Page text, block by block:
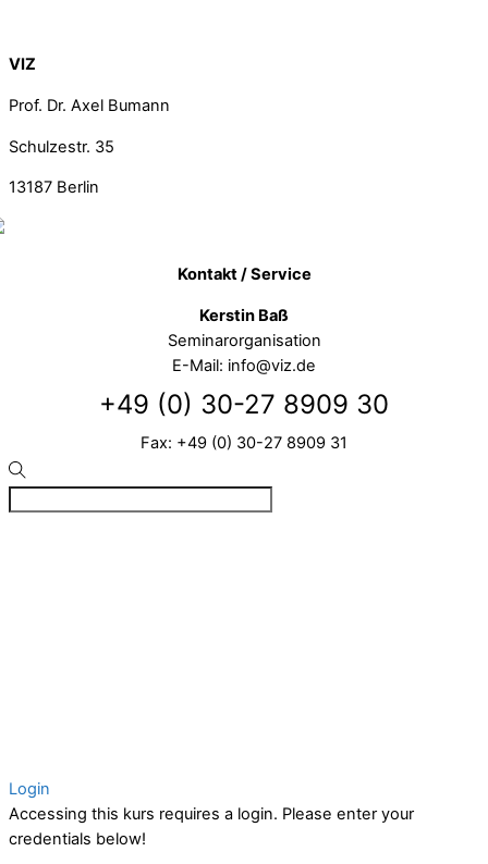
VIZ
Prof. Dr. Axel Bumann
Schulzestr. 35
13187 Berlin
Kontakt / Service
Kerstin Baß
Seminarorganisation
E-Mail: info@viz.de
+49 (0) 30-27 8909 30
Fax: +49 (0) 30-27 8909 31
Login
Accessing this kurs requires a login. Please enter your
credentials below!